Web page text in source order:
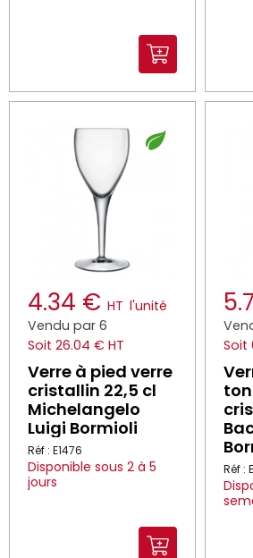
4.34 € HT l'unité
Vendu par 6
Soit 26.04 € HT
Verre à pied verre
cristallin 22,5 cl
Michelangelo
Luigi Bormioli
Réf : E1476
Disponible sous 2 à 5
jours
Soit
Réf :